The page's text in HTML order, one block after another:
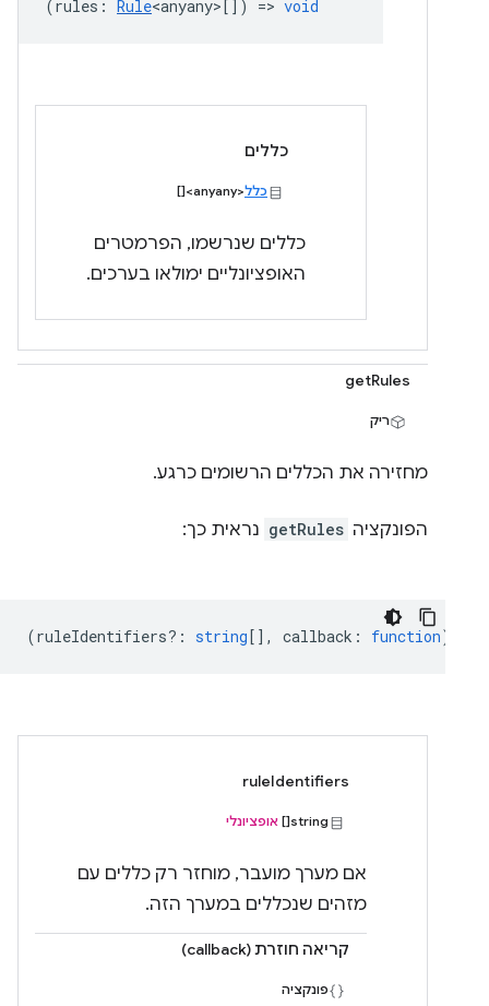
(rules : Rule<anyany> []) => void
כללים
כלל<anyany>[]
כללים שנרשמו, הפרמטרים
האופציונליים ימולאו בערכים.
getRules
ריק
מחזירה את הכללים הרשומים כרגע.
הפונקציה getRules נראית כך:
(ruleIdentifiers? : string [], callback : function)
ruleIdentifiers
string[] אופציונלי
אם מערך מועבר, מוחזר רק כללים עם
מזהים שנכללים במערך הזה.
קריאה חוזרת (callback)
פונקציה